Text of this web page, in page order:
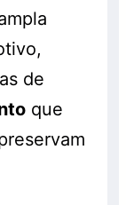
de
que